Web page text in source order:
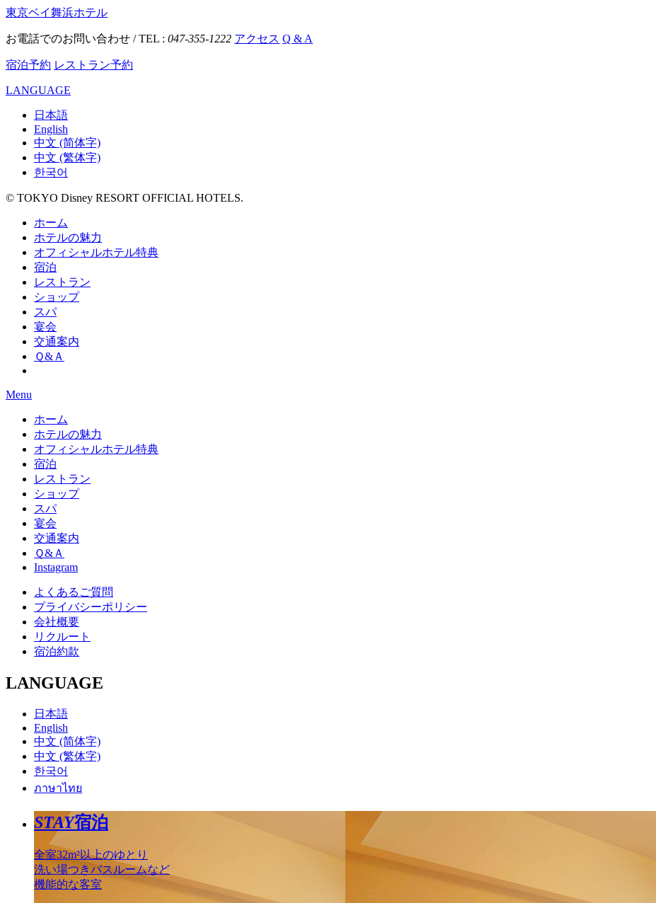
東京ベイ舞浜ホテル
お電話でのお問い合わせ / TEL : 047-355-1222 アクセス Q & A
宿泊予約 レストラン予約
LANGUAGE
日本語
English
中文 (简体字)
中文 (繁体字)
한국어
© TOKYO Disney RESORT OFFICIAL HOTELS.
ホーム
ホテルの魅力
オフィシャルホテル特典
宿泊
レストラン
ショップ
スパ
宴会
交通案内
Ｑ&Ａ
Menu
ホーム
ホテルの魅力
オフィシャルホテル特典
宿泊
レストラン
ショップ
スパ
宴会
交通案内
Ｑ&Ａ
Instagram
よくあるご質問
プライバシーポリシー
会社概要
リクルート
宿泊約款
LANGUAGE
日本語
English
中文 (简体字)
中文 (繁体字)
한국어
ภาษาไทย
STAY宿泊
全室32m²以上のゆとり
洗い場つきバスルームなど
機能的な客室